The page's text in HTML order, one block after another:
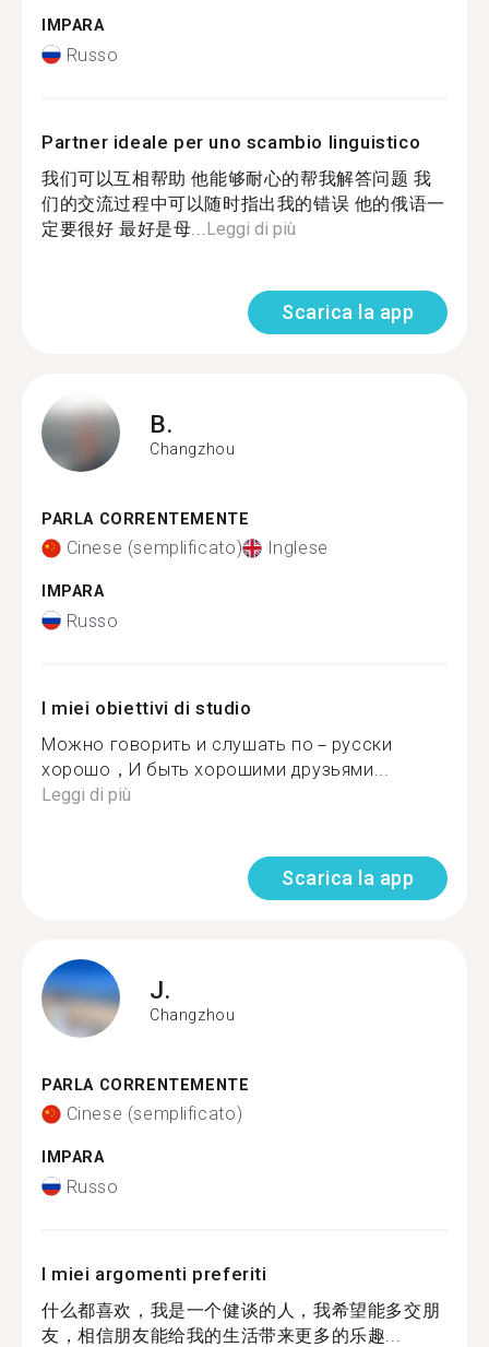
IMPARA
Russo
Partner ideale per uno scambio linguistico
我们可以互相帮助 他能够耐心的帮我解答问题 我
们的交流过程中可以随时指出我的错误 他的俄语一
定要很好 最好是母... Leggi di più
Scarica la app
B.
Changzhou
PARLA CORRENTEMENTE
Cinese (semplificato) Inglese
IMPARA
Russo
I miei obiettivi di studio
Можно говорить и слушать по－русски
хорошо，И быть хорошими друзьями...
Leggi di più
Scarica la app
J.
Changzhou
PARLA CORRENTEMENTE
Cinese (semplificato)
IMPARA
Russo
I miei argomenti preferiti
什么都喜欢，我是一个健谈的人，我希望能多交朋
友，相信朋友能给我的生活带来更多的乐趣...